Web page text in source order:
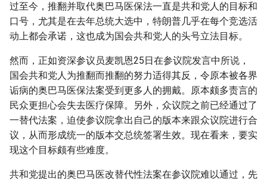
过至今，推翻并取代奥巴马医保法一直是共和党人的目标和
口号，尤其是在去年总统大选中，特朗普几乎在每个竞选活
动上都会承诺，这也成为国会共和党人的头号立法目标。
然而，正如资深参议员麦凯恩25日在参议院发言中所说，
国会共和党人为推翻而推翻的努力适得其反，令原本被各界
诟病的奥巴马医保法案受到更多人的拥戴。原本颇多责言的
民众更担心会失去医疗保障。另外，众议院之前已经通过了
一替代法案，迫使参议院拿出自己的版本来跟众议院进行合
议，从而形成统一的版本交总统签署生效。现在看来，要实
现这个目标颇有些难度。
共和党提出的奥巴马医改替代性法案在参议院难以通过，先